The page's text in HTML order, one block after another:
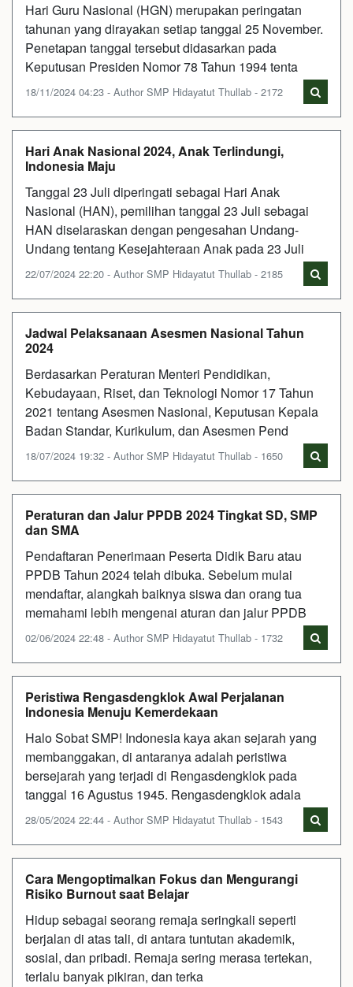
Hari Guru Nasional (HGN) merupakan peringatan
tahunan yang dirayakan setiap tanggal 25 November.
Penetapan tanggal tersebut didasarkan pada
Keputusan Presiden Nomor 78 Tahun 1994 tenta
18/11/2024 04:23 - Author SMP Hidayatut Thullab - 2172
Hari Anak Nasional 2024, Anak Terlindungi,
Indonesia Maju
Tanggal 23 Juli diperingati sebagai Hari Anak
Nasional (HAN), pemilihan tanggal 23 Juli sebagai
HAN diselaraskan dengan pengesahan Undang-
Undang tentang Kesejahteraan Anak pada 23 Juli
22/07/2024 22:20 - Author SMP Hidayatut Thullab - 2185
Jadwal Pelaksanaan Asesmen Nasional Tahun
2024
Berdasarkan Peraturan Menteri Pendidikan,
Kebudayaan, Riset, dan Teknologi Nomor 17 Tahun
2021 tentang Asesmen Nasional, Keputusan Kepala
Badan Standar, Kurikulum, dan Asesmen Pend
18/07/2024 19:32 - Author SMP Hidayatut Thullab - 1650
Peraturan dan Jalur PPDB 2024 Tingkat SD, SMP
dan SMA
Pendaftaran Penerimaan Peserta Didik Baru atau
PPDB Tahun 2024 telah dibuka. Sebelum mulai
mendaftar, alangkah baiknya siswa dan orang tua
memahami lebih mengenai aturan dan jalur PPDB
02/06/2024 22:48 - Author SMP Hidayatut Thullab - 1732
Peristiwa Rengasdengklok Awal Perjalanan
Indonesia Menuju Kemerdekaan
Halo Sobat SMP! Indonesia kaya akan sejarah yang
membanggakan, di antaranya adalah peristiwa
bersejarah yang terjadi di Rengasdengklok pada
tanggal 16 Agustus 1945. Rengasdengklok adala
28/05/2024 22:44 - Author SMP Hidayatut Thullab - 1543
Cara Mengoptimalkan Fokus dan Mengurangi
Risiko Burnout saat Belajar
Hidup sebagai seorang remaja seringkali seperti
berjalan di atas tali, di antara tuntutan akademik,
sosial, dan pribadi. Remaja sering merasa tertekan,
terlalu banyak pikiran, dan terka